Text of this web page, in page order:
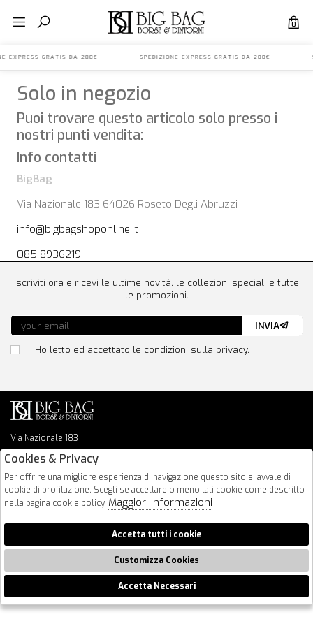
0
EXPRESS GRATIS DA 200€ SPEDIZIONE EXPRESS GRATIS DA 200€
Solo in negozio
Puoi trovare questo articolo solo presso i
nostri punti vendita:
Info contatti
BigBag
Via Nazionale 183 64026 Roseto Degli Abruzzi
info@bigbagshoponline.it
085 8936219
Via Nazionale 183
64026 Roseto Degli Abruzzi
info@bigbagshoponline.it
follow us
Iscriviti ora e ricevi le ultime novità, le collezioni speciali e tutte
le promozioni.
Ho letto ed accettato le condizioni sulla privacy.
INVIA
2026 BigBag - P.iva : 00916940679 Powered by
🍪
Cookies & Privacy
Per offrire una migliore esperienza di navigazione questo sito si avvale di
cookie di profilazione. Scegli se accettare o meno tali cookie come descritto
nella pagina cookie policy. Maggiori Informazioni
Accetta tutti i cookie
Customizza Cookies
Accetta Necessari